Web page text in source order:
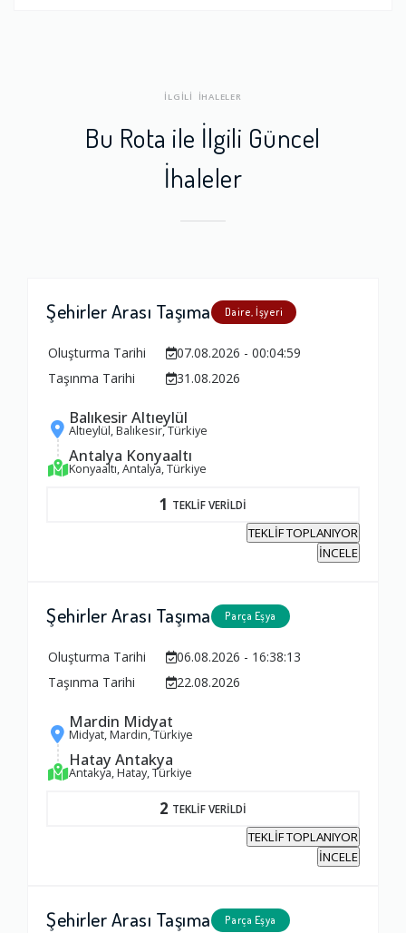
İLGİLİ İHALELER
Bu Rota ile İlgili Güncel
İhaleler
Şehirler Arası Taşıma Daire, İşyeri
Oluşturma Tarihi
07.08.2026 - 00:04:59
Taşınma Tarihi
31.08.2026
Balıkesir Altıeylül
Altıeylül, Balıkesir, Türkiye
Antalya Konyaaltı
Konyaaltı, Antalya, Türkiye
1 TEKLİF VERİLDİ
TEKLİF TOPLANIYOR
İNCELE
Şehirler Arası Taşıma Parça Eşya
Oluşturma Tarihi
06.08.2026 - 16:38:13
Taşınma Tarihi
22.08.2026
Mardin Midyat
Midyat, Mardin, Türkiye
Hatay Antakya
Antakya, Hatay, Türkiye
2 TEKLİF VERİLDİ
TEKLİF TOPLANIYOR
İNCELE
Şehirler Arası Taşıma Parça Eşya